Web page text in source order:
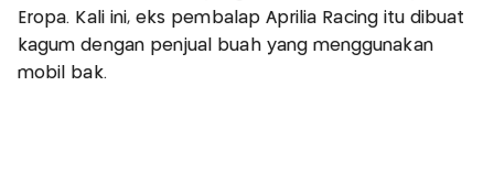
Eropa. Kali ini, eks pembalap Aprilia Racing itu dibuat
kagum dengan penjual buah yang menggunakan
mobil bak.